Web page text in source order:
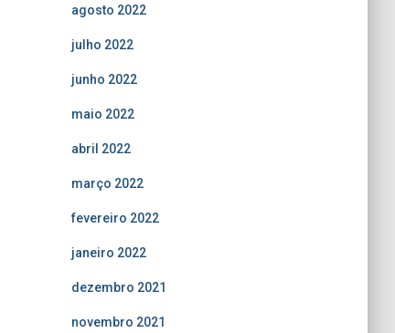
agosto 2022
julho 2022
junho 2022
maio 2022
abril 2022
março 2022
fevereiro 2022
janeiro 2022
dezembro 2021
novembro 2021